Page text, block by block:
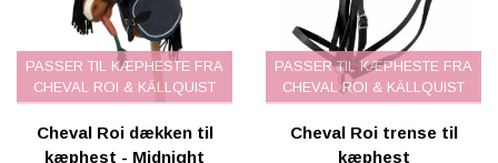
PASSER TIL KÆPHESTE FRA
CHEVAL ROI & KÄLLQUIST
Cheval Roi dækken til
kæphest - Midnight
PASSER TIL KÆPHESTE FRA
CHEVAL ROI & KÄLLQUIST
Cheval Roi trense til
kæphest